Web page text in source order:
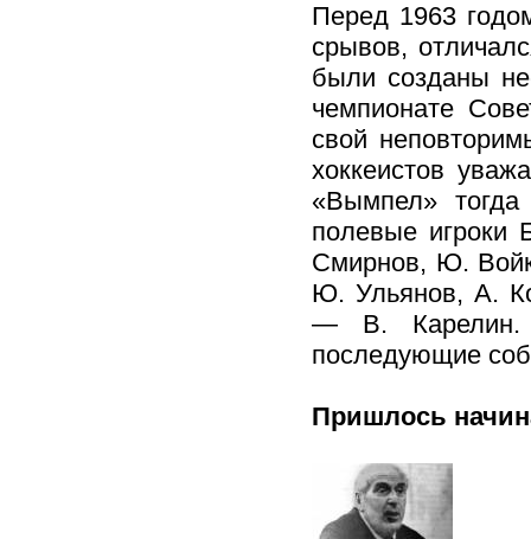
Перед 1963
срывов,
были созданы
чемпионате
свой
хоккеистов
«Вымпел»
полевые
Смирнов, Ю.
Ю. Ульянов, А.
— В. Карелин.
последующие
Пришлось